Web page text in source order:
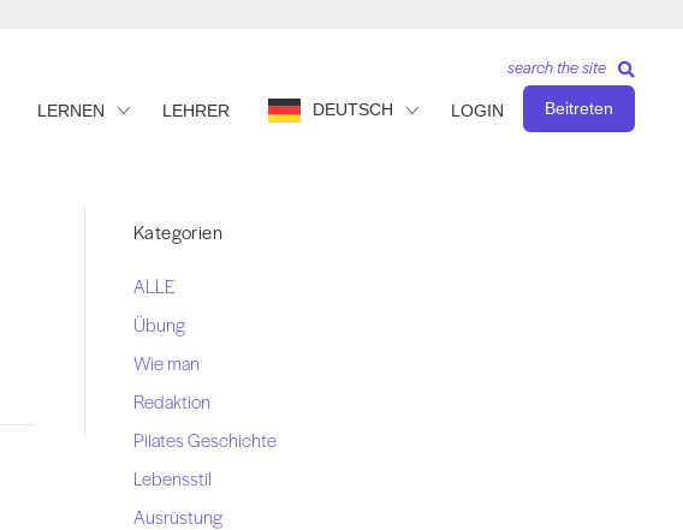
LERNEN LEHRER DEUTSCH LOGIN Beitreten
search the site
Kategorien
ALLE
Übung
Wie man
Redaktion
Pilates Geschichte
Lebensstil
Ausrüstung